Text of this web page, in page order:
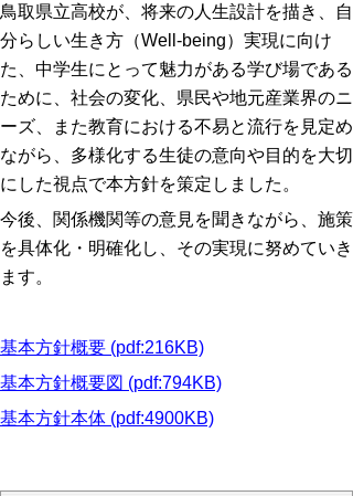
鳥取県立高校が、将来の人生設計を描き、自
分らしい生き方（Well-being）実現に向け
た、中学生にとって魅力がある学び場である
ために、社会の変化、県民や地元産業界のニ
ーズ、また教育における不易と流行を見定め
ながら、多様化する生徒の意向や目的を大切
にした視点で本方針を策定しました。
今後、関係機関等の意見を聞きながら、施策
を具体化・明確化し、その実現に努めていき
ます。
基本方針概要 (pdf:216KB)
基本方針概要図 (pdf:794KB)
基本方針本体 (pdf:4900KB)